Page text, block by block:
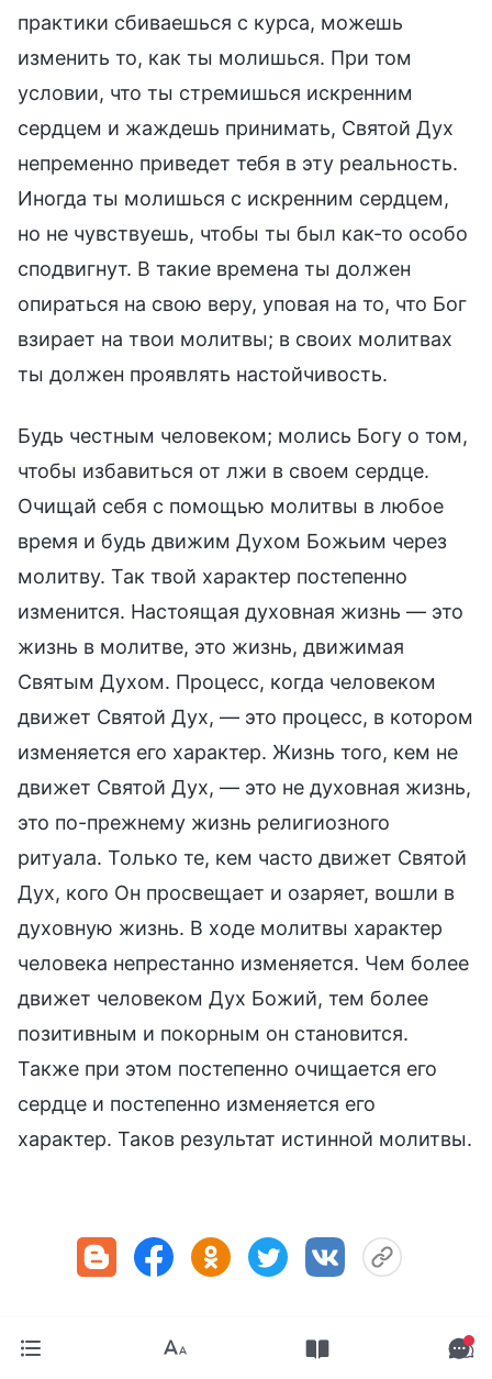
практики сбиваешься с курса, можешь
изменить то, как ты молишься. При том
условии, что ты стремишься искренним
сердцем и жаждешь принимать, Святой Дух
непременно приведет тебя в эту реальность.
Иногда ты молишься с искренним сердцем,
но не чувствуешь, чтобы ты был как-то особо
сподвигнут. В такие времена ты должен
опираться на свою веру, уповая на то, что Бог
взирает на твои молитвы; в своих молитвах
ты должен проявлять настойчивость.
Будь честным человеком; молись Богу о том,
чтобы избавиться от лжи в своем сердце.
Очищай себя с помощью молитвы в любое
время и будь движим Духом Божьим через
молитву. Так твой характер постепенно
изменится. Настоящая духовная жизнь — это
жизнь в молитве, это жизнь, движимая
Святым Духом. Процесс, когда человеком
движет Святой Дух, — это процесс, в котором
изменяется его характер. Жизнь того, кем не
движет Святой Дух, — это не духовная жизнь,
это по-прежнему жизнь религиозного
ритуала. Только те, кем часто движет Святой
Дух, кого Он просвещает и озаряет, вошли в
духовную жизнь. В ходе молитвы характер
человека непрестанно изменяется. Чем более
движет человеком Дух Божий, тем более
позитивным и покорным он становится.
Также при этом постепенно очищается его
сердце и постепенно изменяется его
характер. Таков результат истинной молитвы.
Предыдущая статья:
Подлинная любовь к Богу